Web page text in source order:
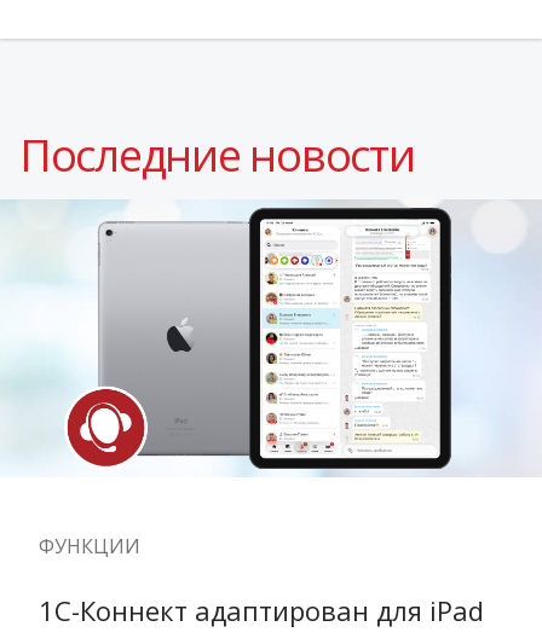
Последние новости
ФУНКЦИИ
1С-Коннект адаптирован для iPad